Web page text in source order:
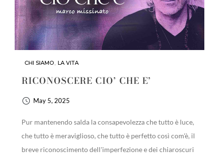
CHI SIAMO, LA VITA
RICONOSCERE CIO’ CHE E’
May 5, 2025
Pur mantenendo salda la consapevolezza che tutto è luce,
che tutto è meraviglioso, che tutto è perfetto così com'è, il
breve riconoscimento dell'imperfezione e dei chiaroscuri